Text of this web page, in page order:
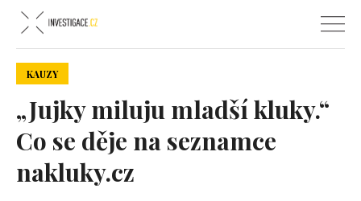
KAUZY
„Jujky miluju mladší kluky.“
Co se děje na seznamce
nakluky.cz